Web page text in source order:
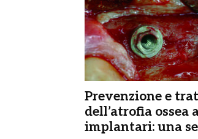
Prevenzione e
dell’atrofia ossea
implantari: una